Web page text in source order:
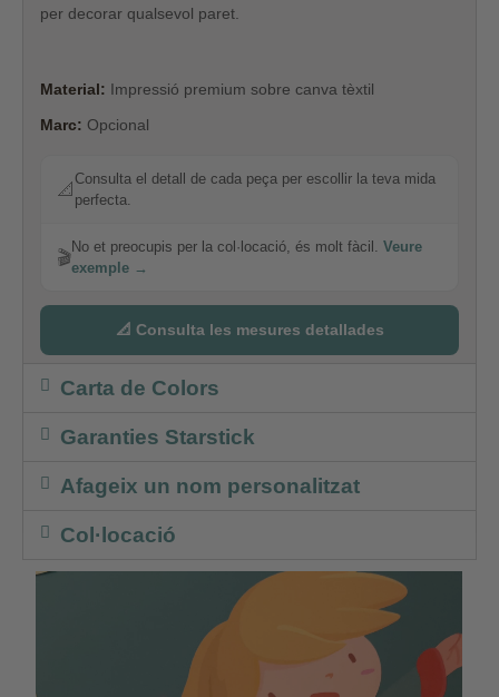
per decorar qualsevol paret.
Material: Impressió premium sobre canva tèxtil
Marc: Opcional
📐
Consulta el detall de cada peça per escollir la teva mida
perfecta.
🎬
No et preocupis per la col·locació, és molt fàcil. Veure
exemple →
📐 Consulta les mesures detallades
Carta de Colors
Garanties Starstick
Afageix un nom personalitzat
Col·locació